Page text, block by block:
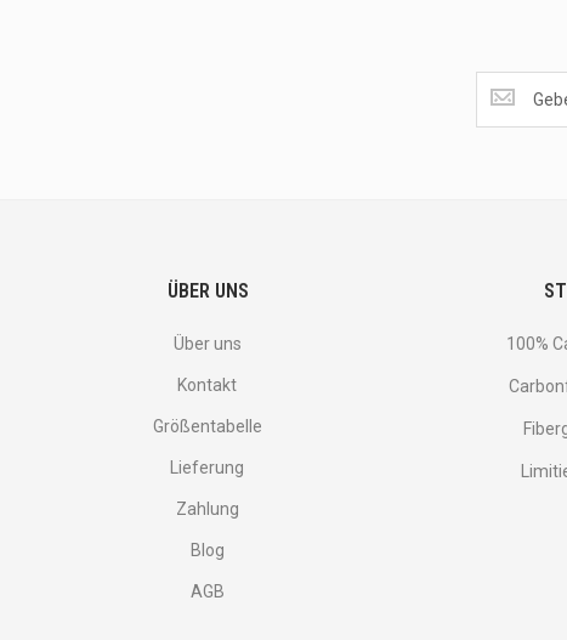
the
latest
ÜBER UNS
Über uns
Kontakt
Größentabelle
Lieferung
Zahlung
Blog
AGB
100%